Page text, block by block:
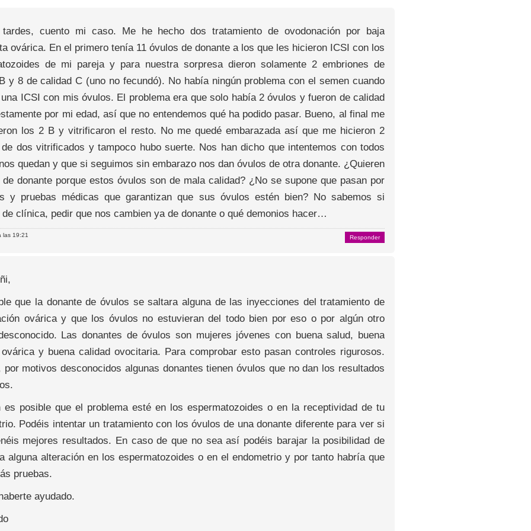
tardes, cuento mi caso. Me he hecho dos tratamiento de ovodonación por baja
ovárica. En el primero tenía 11 óvulos de donante a los que les hicieron ICSI con los
de mi pareja y para nuestra sorpresa dieron solamente 2 embriones de
y 8 de calidad C (uno no fecundó). No había ningún problema con el semen cuando
ICSI con mis óvulos. El problema era que solo había 2 óvulos y fueron de calidad
por mi edad, así que no entendemos qué ha podido pasar. Bueno, al final me
los 2 B y vitrificaron el resto. No me quedé embarazada así que me hicieron 2
dos vitrificados y tampoco hubo suerte. Nos han dicho que intentemos con todos
quedan y que si seguimos sin embarazo nos dan óvulos de otra donante. ¿Quieren
de donante porque estos óvulos son de mala calidad? ¿No se supone que pasan por
y pruebas médicas que garantizan que sus óvulos estén bien? No sabemos si
clínica, pedir que nos cambien ya de donante o qué demonios hacer…
las 19:21 Responder
que la donante de óvulos se saltara alguna de las inyecciones del tratamiento de
ovárica y que los óvulos no estuvieran del todo bien por eso o por algún otro
Las donantes de óvulos son mujeres jóvenes con buena salud, buena
y buena calidad ovocitaria. Para comprobar esto pasan controles rigurosos.
por motivos desconocidos algunas donantes tienen óvulos que no dan los resultados
es posible que el problema esté en los espermatozoides o en la receptividad de tu
Podéis intentar un tratamiento con los óvulos de una donante diferente para ver si
mejores resultados. En caso de que no sea así podéis barajar la posibilidad de
alguna alteración en los espermatozoides o en el endometrio y por tanto habría que
pruebas.
ayudado.